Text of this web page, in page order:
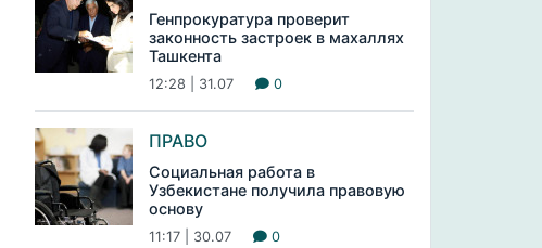
Генпрокуратура проверит
законность застроек в махаллях
Ташкента
12:28 | 31.07 0
ПРАВО
Социальная работа в
Узбекистане получила правовую
основу
11:17 | 30.07 0